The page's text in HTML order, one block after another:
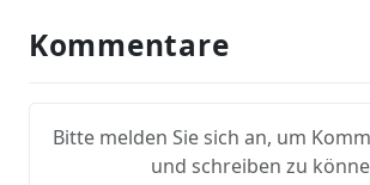
Kommentare
Bitte melden Sie sich an, um
und schreiben zu